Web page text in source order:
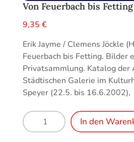
Von Feuerbach bis Fetting
9,35 €
Erik Jayme / Clemens Jöckle
Feuerbach bis Fetting. Bilder
Privatsammlung. Katalog
Städtischen Galerie im
Speyer (22.5. bis 16.6.2002),
Von
Feuerbach
In den